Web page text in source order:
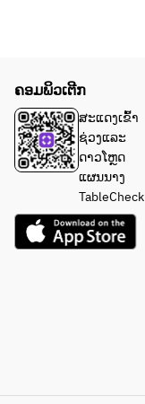
ຄອມພິວເຕີກ
ສະແດງເຂົ້າ
ຊ່ວງແລະ
ດາວໂຫຼດ
ແຜນນາງ
TableCheck